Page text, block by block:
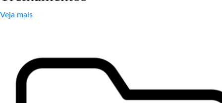
Veja mais